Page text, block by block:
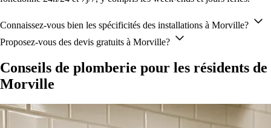
Connaissez-vous bien les spécificités des installations à Morville?
Proposez-vous des devis gratuits à Morville?
Conseils de plomberie pour les résidents de
Morville